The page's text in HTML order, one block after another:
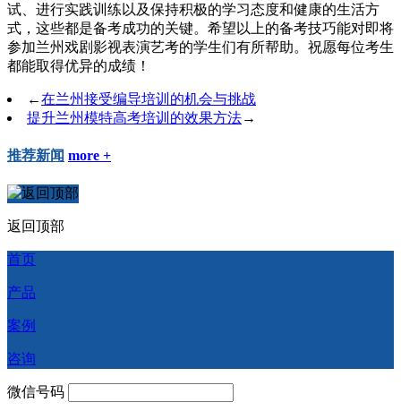
试、进行实践训练以及保持积极的学习态度和健康的生活方
式，这些都是备考成功的关键。希望以上的备考技巧能对即将
参加兰州戏剧影视表演艺考的学生们有所帮助。祝愿每位考生
都能取得优异的成绩！
←在兰州接受编导培训的机会与挑战
提升兰州模特高考培训的效果方法→
推荐新闻 more +
返回顶部
首页
产品
案例
咨询
微信号码